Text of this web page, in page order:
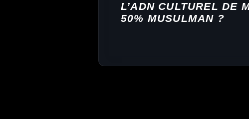
L’ADN CULTUREL DE
50% MUSULMAN ?